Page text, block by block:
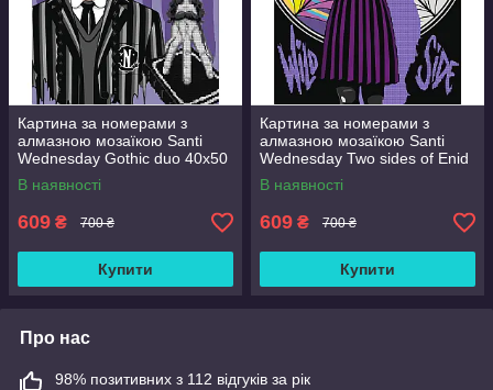
Картина за номерами з
алмазною мозаїкою Santi
Wednesday Gothic duo 40x50
см Різнобарвний (954993)
В наявності
609 ₴ 700 ₴
Купити
Картина за номерами з
алмазною мозаїкою Santi
Wednesday Two sides of Enid
Sinclair 40x50 см
Різнобарвний (954975)
В наявності
609 ₴ 700 ₴
Купити
Про нас
98% позитивних з 112 відгуків за рік